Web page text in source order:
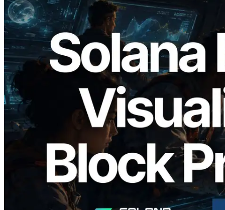
2026.05.24
Validators Solutions veröffentlicht Solana
Block Analyzer – Visualisierung der
Blockproduktionszeit pro Slot und der
zugewiesenen Validatoren
Lesen Sie diesen Artikel